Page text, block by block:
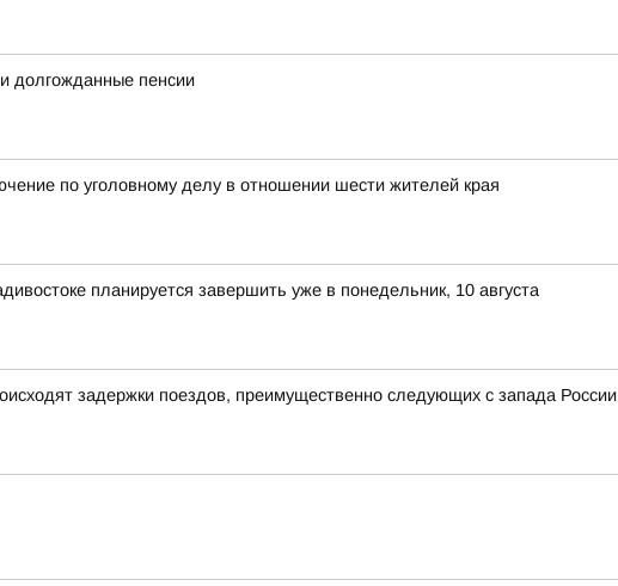
долгожданные пенсии
по уголовному делу в отношении шести жителей края
планируется завершить уже в понедельник, 10 августа
задержки поездов, преимущественно следующих с запада России